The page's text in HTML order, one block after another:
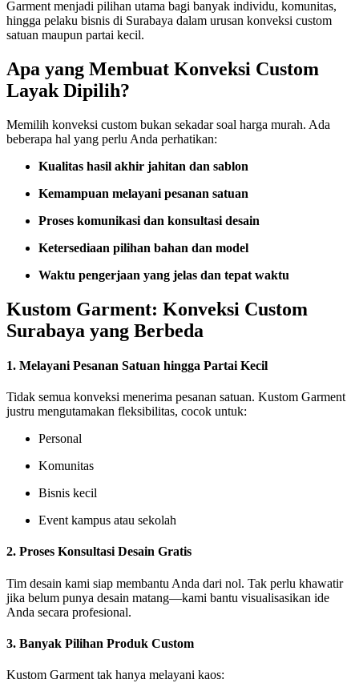
Garment menjadi pilihan utama bagi banyak individu, komunitas,
hingga pelaku bisnis di Surabaya dalam urusan konveksi custom
satuan maupun partai kecil.
Apa yang Membuat Konveksi Custom
Layak Dipilih?
Memilih konveksi custom bukan sekadar soal harga murah. Ada
beberapa hal yang perlu Anda perhatikan:
Kualitas hasil akhir jahitan dan sablon
Kemampuan melayani pesanan satuan
Proses komunikasi dan konsultasi desain
Ketersediaan pilihan bahan dan model
Waktu pengerjaan yang jelas dan tepat waktu
Kustom Garment: Konveksi Custom
Surabaya yang Berbeda
1. Melayani Pesanan Satuan hingga Partai Kecil
Tidak semua konveksi menerima pesanan satuan. Kustom Garment
justru mengutamakan fleksibilitas, cocok untuk:
Personal
Komunitas
Bisnis kecil
Event kampus atau sekolah
2. Proses Konsultasi Desain Gratis
Tim desain kami siap membantu Anda dari nol. Tak perlu khawatir
jika belum punya desain matang—kami bantu visualisasikan ide
Anda secara profesional.
3. Banyak Pilihan Produk Custom
Kustom Garment tak hanya melayani kaos: